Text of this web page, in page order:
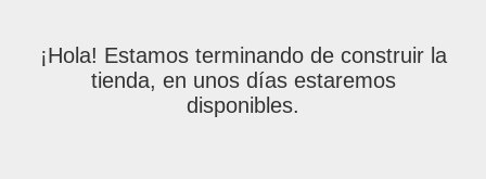
¡Hola! Estamos terminando de construir la
tienda, en unos días estaremos
disponibles.